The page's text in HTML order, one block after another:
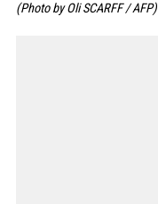
(Photo by Oli SCARFF / AFP)